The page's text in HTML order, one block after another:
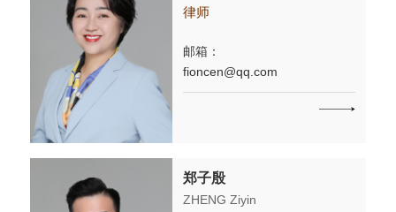
律师
邮箱：
fioncen@qq.com
郑子殷
ZHENG Ziyin